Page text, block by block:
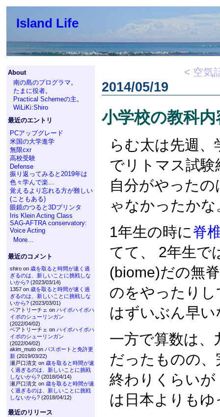
Island Life
About
南の島のプログラマ。
たまに役者。
Practical Schemeの主。
WiLiKi:Shiro
最近のエントリ
PCアップグレード
米国の大学進学
無限cxr
高校受験
Defense
振り返ってみると2019年は
色々学んで楽...
覚えるより忘れる方が難しい
(こともある)
眼鏡のつると3Dプリンタ
Iris Klein Acting Class
SAG-AFTRA conservatory:
Voice Acting
More...
最近のコメント
shiro on 歳を取ると時間が速く過
ぎるのは、新しいことに挑戦しな
いから?(2023/03/14)
1357 on 歳を取ると時間が速く過
ぎるのは、新しいことに挑戦しな
いから?(2023/03/01)
ベアトリーチェ on ハイポハイポハ
イポのシューリンガン
(2022/04/02)
ベアトリーチェ on ハイポハイポハ
イポのシューリンガン
(2022/04/02)
akim_muto on パスポートと免許更
新(2019/03/22)
瀬戸口清文 on 歳を取ると時間が速
く過ぎるのは、新しいことに挑戦
しないから?(2018/04/14)
瀬戸口清文 on 歳を取ると時間が速
く過ぎるのは、新しいことに挑戦
しないから?(2018/04/12)
最近のリリース
< 空気
2014/05/19
小学校の教科内
らむ太は先週
でリトマス試
自分がやった
ゃなかったかな
1年生の時に脊
てて、 2年生で
(biome)だの無
のをやったり
はずいぶん早
一方で算数は、
だったものの
終わりくらい
は日本よりも